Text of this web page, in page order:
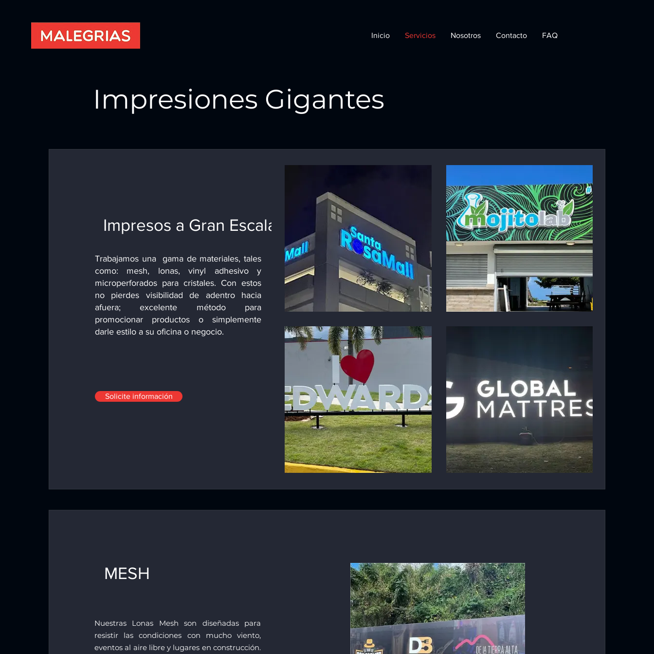
Impresiones Gigantes
Impresos a Gran Escala
Trabajamos una gama de materiales, tales
como: mesh, lonas, vinyl adhesivo y
microperforados para cristales. Con estos
no pierdes visibilidad de adentro hacia
afuera; excelente método para
promocionar productos o simplemente
darle estilo a su oficina o negocio.
Solicite información
MESH
Nuestras Lonas Mesh son diseñadas para
resistir las condiciones con mucho viento,
eventos al aire libre y lugares en construcción.
Inicio Servicios Nosotros Contacto FAQ